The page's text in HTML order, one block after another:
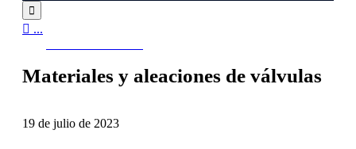

 ...
Materiales y aleaciones de válvulas
19 de julio de 2023